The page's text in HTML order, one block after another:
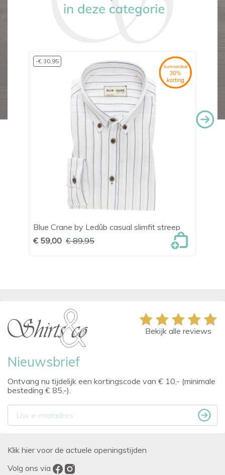
-€ 30,95
Blue Crane by Ledûb casual slimfit streep
€ 59,00 € 89,95
Nieuwsbrief
Ontvang nu tijdelijk een kortingscode van € 10,- (minimale
besteding € 85,-).
Bekijk alle reviews
Klik hier voor de actuele openingstijden
Volg ons via